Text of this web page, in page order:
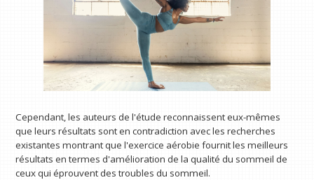
Cependant, les auteurs de l'étude reconnaissent eux-mêmes
que leurs résultats sont en contradiction avec les recherches
existantes montrant que l'exercice aérobie fournit les meilleurs
résultats en termes d'amélioration de la qualité du sommeil de
ceux qui éprouvent des troubles du sommeil.